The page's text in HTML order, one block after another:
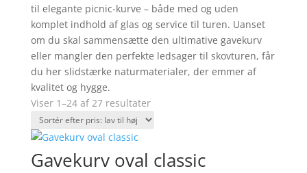
til elegante picnic-kurve – både med og uden
komplet indhold af glas og service til turen. Uanset
om du skal sammensætte den ultimative gavekurv
eller mangler den perfekte ledsager til skovturen, får
du her slidstærke naturmaterialer, der emmer af
kvalitet og hygge.
Viser 1–24 af 27 resultaterSorteret
efter
til
Gavekurv oval classic